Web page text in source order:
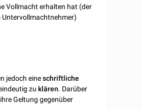
Vollmacht erhalten hat (der
Untervollmachtnehmer)
jedoch eineschriftliche
zu klären. Darüber
Geltung gegenüber